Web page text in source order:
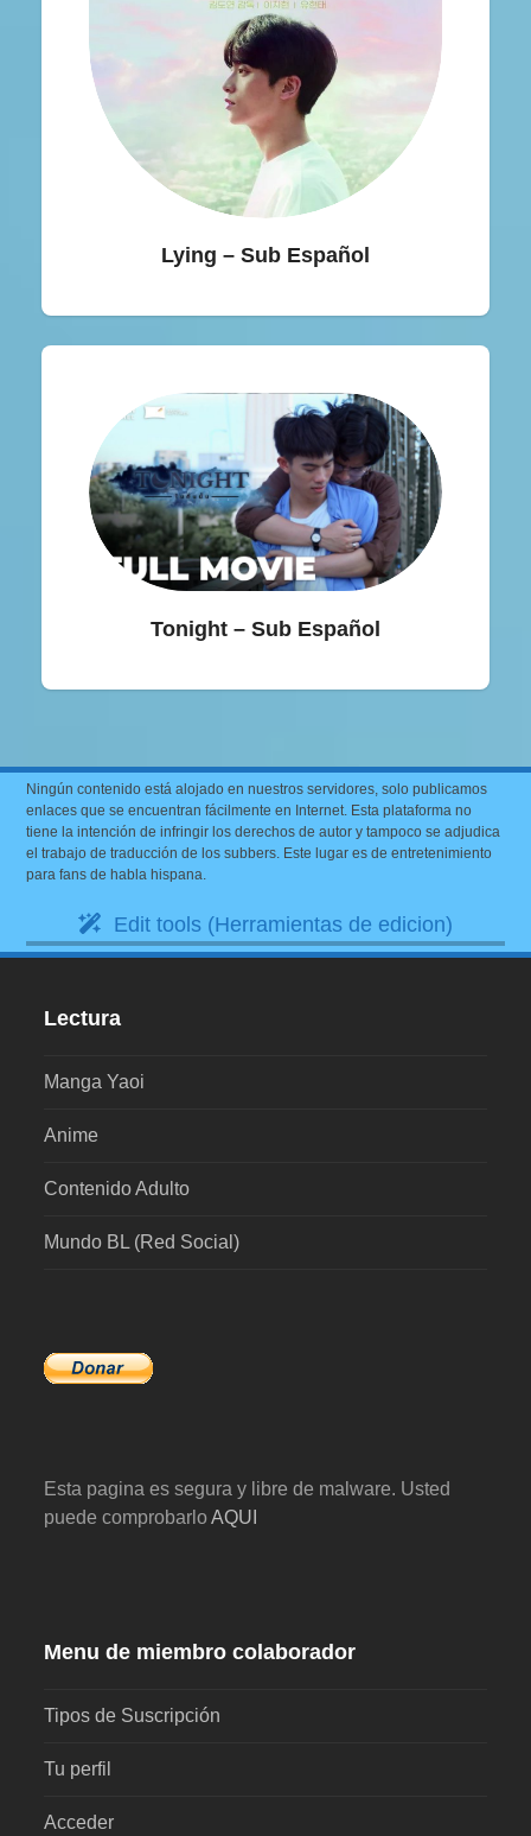
Lying – Sub Español
Tonight – Sub Español
Ningún contenido está alojado en nuestros servidores, solo publicamos
enlaces que se encuentran fácilmente en Internet. Esta plataforma no
tiene la intención de infringir los derechos de autor y tampoco se adjudica
el trabajo de traducción de los subbers. Este lugar es de entretenimiento
para fans de habla hispana.
Edit tools (Herramientas de edicion)
Lectura
Manga Yaoi
Anime
Contenido Adulto
Mundo BL (Red Social)
Esta pagina es segura y libre de malware. Usted
puede comprobarloAQUI
Menu de miembro colaborador
Tipos de Suscripción
Tu perfil
Acceder